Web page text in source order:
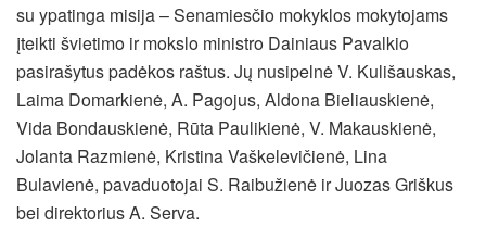
su ypatinga misija – Senamiesčio mokyklos mokytojams
įteikti švietimo ir mokslo ministro Dainiaus Pavalkio
pasirašytus padėkos raštus. Jų nusipelnė V. Kulišauskas,
Laima Domarkienė, A. Pagojus, Aldona Bieliauskienė,
Vida Bondauskienė, Rūta Paulikienė, V. Makauskienė,
Jolanta Razmienė, Kristina Vaškelevičienė, Lina
Bulavienė, pavaduotojai S. Raibužienė ir Juozas Griškus
bei direktorius A. Serva.